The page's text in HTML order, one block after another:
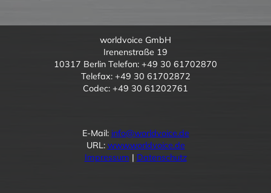
worldvoice GmbH
Irenenstraße 19
10317 Berlin Telefon: +49 30 61702870
Telefax: +49 30 61702872
Codec: +49 30 61202761
E-Mail: info@worldvoice.de
URL: www.worldvoice.de
Impressum | Datenschutz